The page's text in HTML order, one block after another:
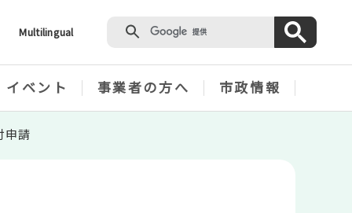
Multilingual
イベント 事業者の方へ 市政情報
申請